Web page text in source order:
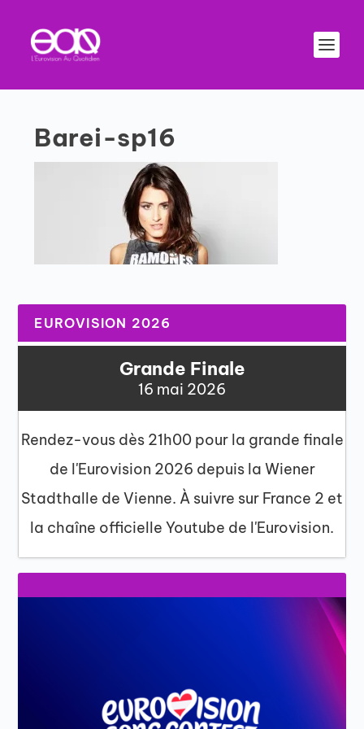
Barei-sp16
EUROVISION 2026
Grande Finale
16 mai 2026
Rendez-vous dès 21h00 pour la grande finale
de l'Eurovision 2026 depuis la Wiener
Stadthalle de Vienne. À suivre sur France 2 et
la chaîne officielle Youtube de l'Eurovision.